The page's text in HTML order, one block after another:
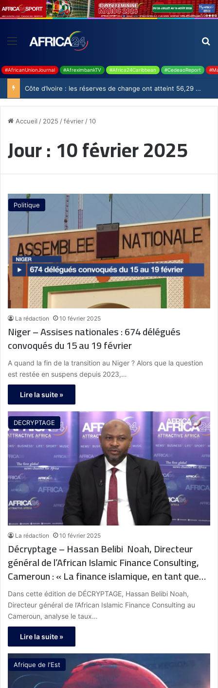
#AfricanUnionJournal #AfreximbankTV #Africa24Caribbean #CedeaoReport
Côte d’Ivoire : les réserves de change ont atteint 56,29 milliards USD en juillet
Accueil / 2025 /février /10
Jour :10 février 2025
Politique
La rédaction 10 février 2025
Niger – Assises nationales : 674 délégués
convoqués du 15 au 19 février
A quand la fin de la transition au Niger ? Alors que la question
est restée en suspens depuis 2023,…
Lire la suite »
DECRYPTAGE
La rédaction 10 février 2025
Décryptage – Hassan Belibi Noah, Directeur
général de l’African Islamic Finance Consulting,
Cameroun : « La finance islamique, en tant que
forme alternative de financement, ouvrira
l’accès au système bancaire à une population qui
en était jusqu’à présent exclue »
Dans cette édition de DÉCRYPTAGE, Hassan Belibi Noah,
Directeur général de l’African Islamic Finance Consulting au
Cameroun, analyse le taux…
Lire la suite »
Afrique de l'Est